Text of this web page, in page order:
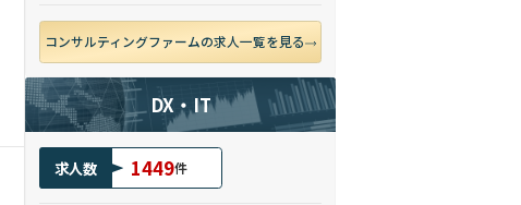
コンサルティングファームの求人一覧を見る
DX・IT
求人数 1449件